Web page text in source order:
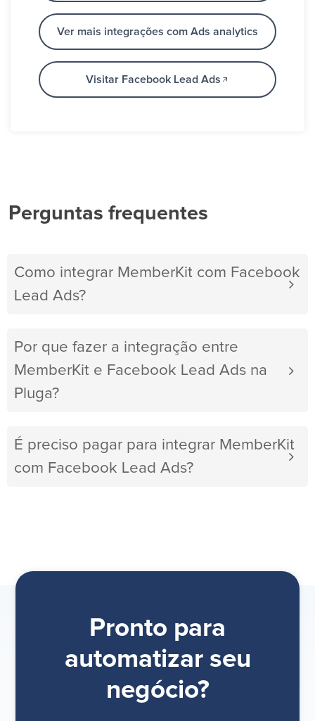
Ver mais integrações com Ads analytics
Visitar Facebook Lead Ads
Perguntas frequentes
Como integrar MemberKit com Facebook
Lead Ads?
Por que fazer a integração entre
MemberKit e Facebook Lead Ads na
Pluga?
É preciso pagar para integrar MemberKit
com Facebook Lead Ads?
Pronto para
automatizar seu
negócio?